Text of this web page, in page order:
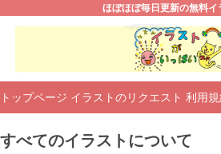
ほぼほぼ毎日更新の無料イ
トップページ イラストのリクエスト 利用規
すべてのイラストについて